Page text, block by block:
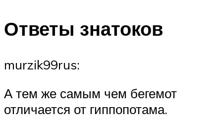
Ответы знатоков
murzik99rus:
А тем же самым чем бегемот
отличается от гиппопотама.